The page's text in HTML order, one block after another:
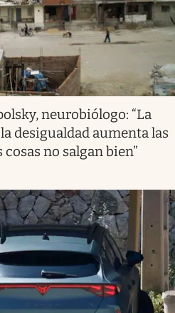
neurobiólogo: “La
desigualdad aumenta las
no salgan bien”